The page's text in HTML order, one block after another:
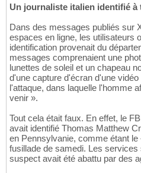
Un journaliste italien identifié à
Dans des messages publiés sur
espaces en ligne, les utilisateurs
identification provenait du
messages comprenaient une
lunettes de soleil et un chapeau
d'une capture d'écran d'une
l'attaque, dans laquelle l'homme
venir ».
Tout cela était faux. En effet, le
avait identifié Thomas Matthew
en Pennsylvanie, comme étant
fusillade de samedi. Les
suspect avait été abattu par des